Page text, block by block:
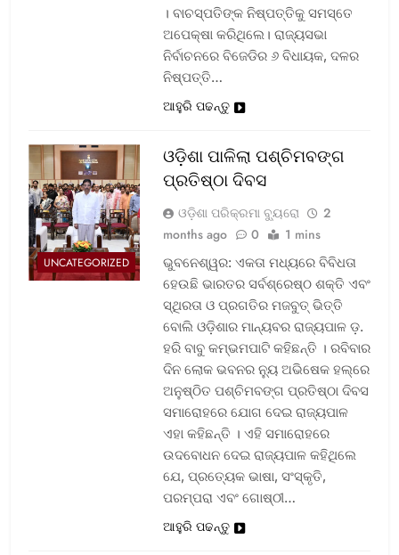
। ବାଚସ୍ପତିଙ୍କ ନିଷ୍ପତ୍ତିକୁ ସମସ୍ତେ
ଅପେକ୍ଷା କରିଥିଲେ। ରାଜ୍ୟସଭା
ନିର୍ବାଚନରେ ବିଜେଡିର ୬ ବିଧାୟକ, ଦଳର
ନିଷ୍ପତ୍ତି…
ଆହୁରି ପଢନ୍ତୁ
UNCATEGORIZED
ଓଡ଼ିଶା ପାଳିଲା ପଶ୍ଚିମବଙ୍ଗ
ପ୍ରତିଷ୍ଠା ଦିବସ
ଓଡ଼ିଶା ପରିକ୍ରମା ବ୍ୟୁରୋ
2
months ago
0 1 mins
ଭୁବନେଶ୍ୱର: ଏକତା ମଧ୍ୟରେ ବିବିଧତା
ହେଉଛି ଭାରତର ସର୍ବଶ୍ରେଷ୍ଠ ଶକ୍ତି ଏବଂ
ସ୍ଥିରତା ଓ ପ୍ରଗତିର ମଜବୁତ୍ ଭିତ୍ତି
ବୋଲି ଓଡ଼ିଶାର ମାନ୍ୟବର ରାଜ୍ୟପାଳ ଡ଼.
ହରି ବାବୁ କମ୍ଭମପାଟି କହିଛନ୍ତି । ରବିବାର
ଦିନ ଲୋକ ଭବନର ନ୍ୟୁ ଅଭିଷେକ ହଲ୍‌ରେ
ଅନୁଷ୍ଠିତ ପଶ୍ଚିମବଙ୍ଗ ପ୍ରତିଷ୍ଠା ଦିବସ
ସମାରୋହରେ ଯୋଗ ଦେଇ ରାଜ୍ୟପାଳ
ଏହା କହିଛନ୍ତି । ଏହି ସମାରୋହରେ
ଉଦବୋଧନ ଦେଇ ରାଜ୍ୟପାଳ କହିଥିଲେ
ଯେ, ପ୍ରତ୍ୟେକ ଭାଷା, ସଂସ୍କୃତି,
ପରମ୍ପରା ଏବଂ ଗୋଷ୍ଠୀ…
ଆହୁରି ପଢନ୍ତୁ